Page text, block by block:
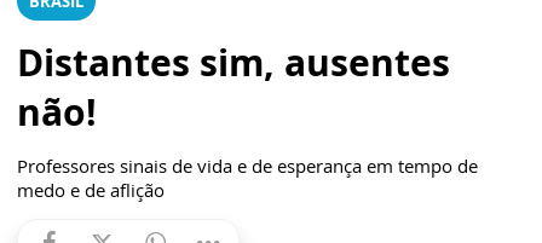
Distantes sim, ausentes
não!
Professores sinais de vida e de esperança em tempo de
medo e de aflição